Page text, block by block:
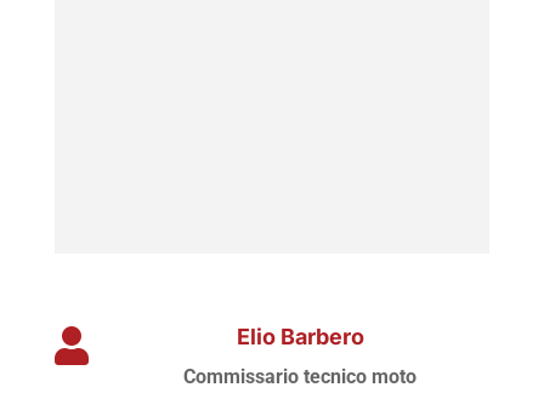
 Elio Barbero
Commissario tecnico moto